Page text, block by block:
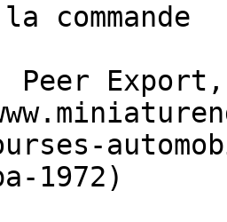
commande
Peer
1972)